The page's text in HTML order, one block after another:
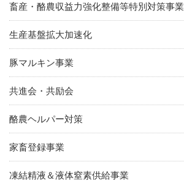
畜産・酪農収益力強化整備等特別対策事業
生産基盤拡大加速化
豚マルキン事業
共進会・共励会
酪農ヘルパー対策
家畜登録事業
凍結精液＆液体窒素供給事業